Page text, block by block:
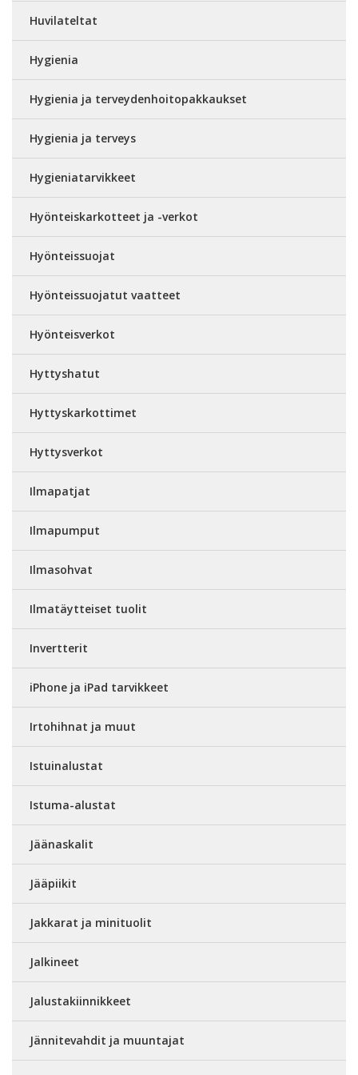
Huvilateltat
Hygienia
Hygienia ja terveydenhoitopakkaukset
Hygienia ja terveys
Hygieniatarvikkeet
Hyönteiskarkotteet ja -verkot
Hyönteissuojat
Hyönteissuojatut vaatteet
Hyönteisverkot
Hyttyshatut
Hyttyskarkottimet
Hyttysverkot
Ilmapatjat
Ilmapumput
Ilmasohvat
Ilmatäytteiset tuolit
Invertterit
iPhone ja iPad tarvikkeet
Irtohihnat ja muut
Istuinalustat
Istuma-alustat
Jäänaskalit
Jääpiikit
Jakkarat ja minituolit
Jalkineet
Jalustakiinnikkeet
Jännitevahdit ja muuntajat